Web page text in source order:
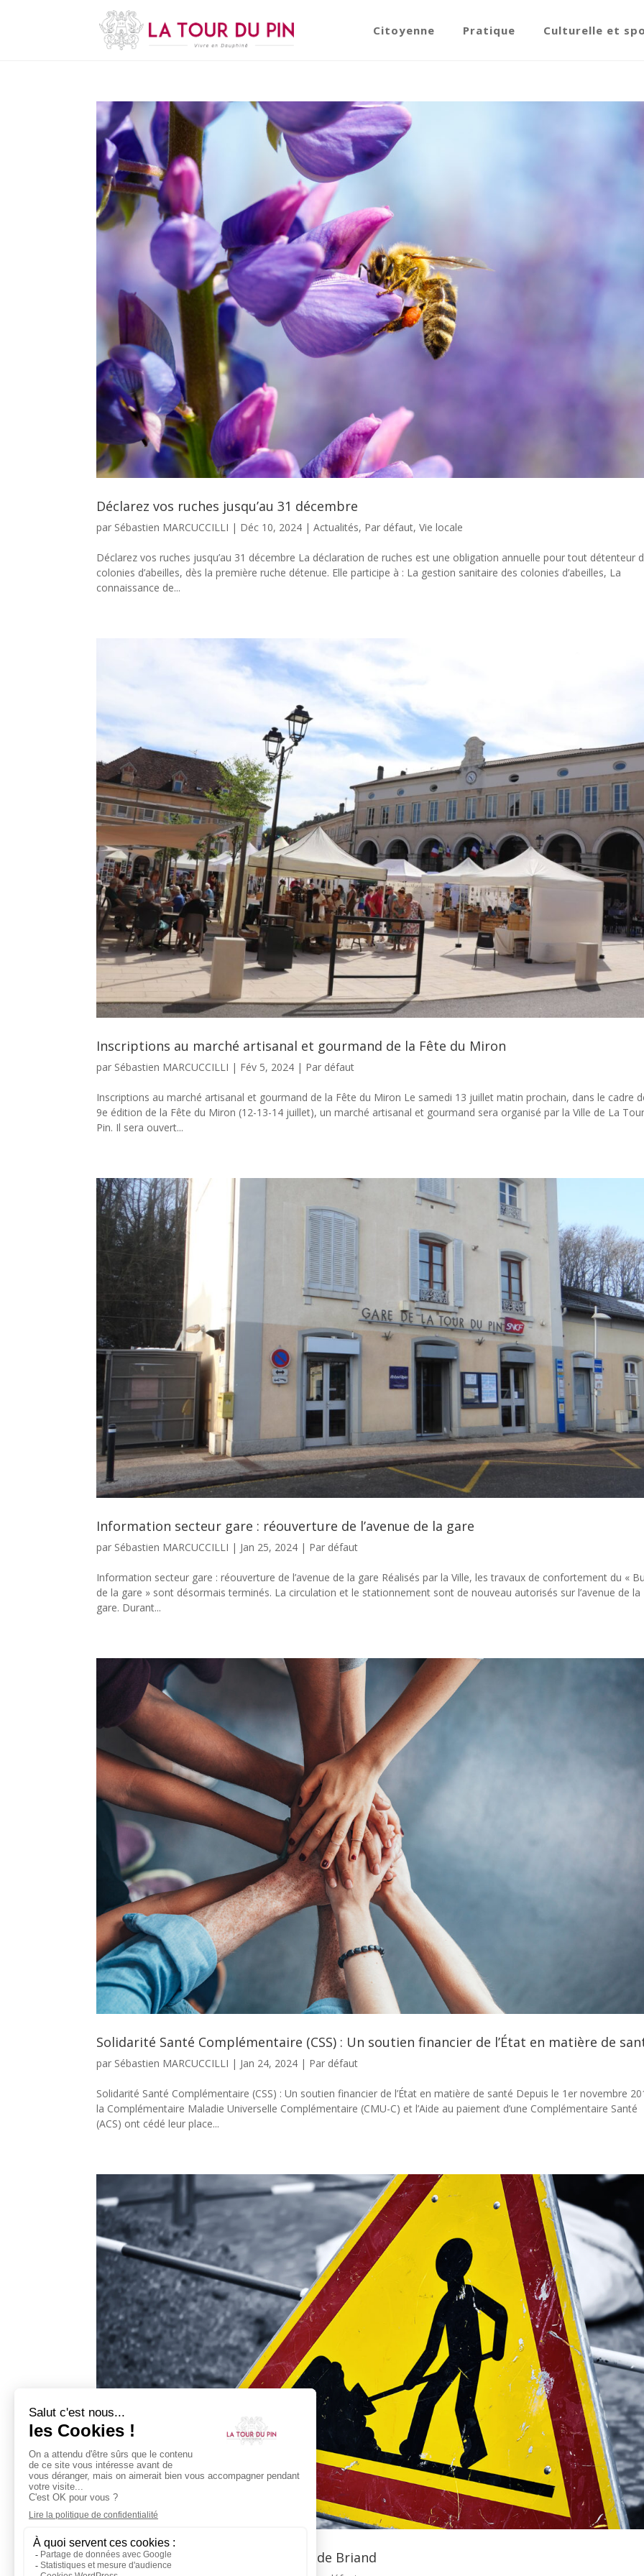
Citoyenne Pratique Culturelle et
Déclarez vos ruches jusqu’au 31 décembre
par Sébastien MARCUCCILLI | Déc 10, 2024 |Actualités, Par défaut,Vie locale
Déclarez vos ruches jusqu’au 31 décembre La déclaration de ruches est une obligation annuelle pour tout détenteur
colonies d’abeilles, dès la première ruche détenue. Elle participe à : La gestion sanitaire des colonies d’abeilles, La
connaissance de...
Inscriptions au marché artisanal et gourmand de la Fête du Miron
par Sébastien MARCUCCILLI | Fév 5, 2024 | Par défaut
Inscriptions au marché artisanal et gourmand de la Fête du Miron Le samedi 13 juillet matin prochain, dans le cadre
9e édition de la Fête du Miron (12-13-14 juillet), un marché artisanal et gourmand sera organisé par la Ville de La
Pin. Il sera ouvert...
Information secteur gare​ : réouverture de l’avenue de la gare
par Sébastien MARCUCCILLI | Jan 25, 2024 | Par défaut
Information secteur gare​ : réouverture de l’avenue de la gare Réalisés par la Ville, les travaux de confortement du «
de la gare » sont désormais terminés. La circulation et le stationnement sont de nouveau autorisés sur l’avenue de la
gare. Durant...
Solidarité Santé Complémentaire (CSS) : Un soutien financier de l’État en matière de
par Sébastien MARCUCCILLI | Jan 24, 2024 | Par défaut
Solidarité Santé Complémentaire (CSS) : Un soutien financier de l’État en matière de santé Depuis le 1er novembre
la Complémentaire Maladie Universelle Complémentaire (CMU-C) et l’Aide au paiement d’une Complémentaire Santé
(ACS) ont cédé leur place...
Travaux sur le réseau AEP rue Aristide Briand